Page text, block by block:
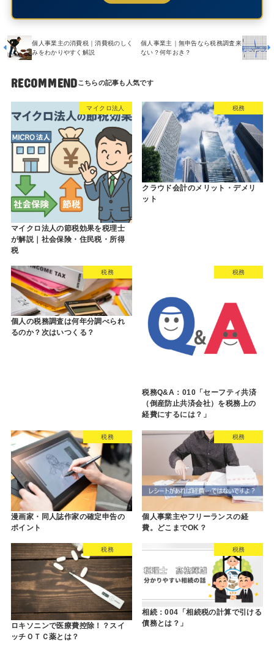
個人事業主の消費税｜消費税のしく
みをわかりやすく解説
個人事業主｜無申告なら税務調査来
ない？何年おき？
RECOMMEND
マイクロ法人
マイクロ法人の節税効果を税理士
が解説｜社会保険・住民税・所得
税
税務
クラウド会計のメリット・デメリ
ット
税務
個人の税務調査は何年分調べられ
るのか？次はいつくる？
税務
税務Q&A：010「セーフティ共済
（倒産防止共済会社）を税務上の
経費にするには？」
税務
漫画家・同人誌作家の確定申告の
ポイント
税務
個人事業主やフリーランスの経
費。どこまでOK？
税務
ロキソニンで医療費控除！？スイ
ッチＯＴＣ薬とは？
税務
相続：004「相続税の計算で引ける
債務とは？」